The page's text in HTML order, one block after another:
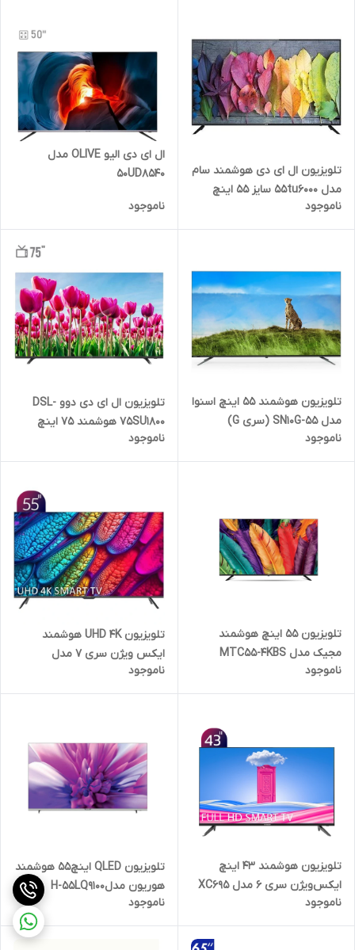
تلویزیون ال ای دی هوشمند سام
مدل 55tu6000 سایز ۵۵ اینچ
ناموجود
ال ای دی الیو OLIVE مدل
50UD8540
ناموجود
تلویزیون هوشمند ۵۵ اینچ اسنوا
مدل 55-SN10G (سری G)
ناموجود
تلویزیون ال ای دی دوو DSL-
75SU1800 هوشمند 75 اینچ
ناموجود
تلویزیون ۵۵ اینچ هوشمند
مجیک مدل MTC55-4KBS
ناموجود
تلویزیون UHD 4K هوشمند
ایکس ویژن سری 7 مدل
XYU795G سایز 55 اینچ
ناموجود
تلویزیون هوشمند 43 اینچ
ایکس‌ویژن سری 6 مدل XC695
ناموجود
تلویزیون QLED اینچ55 هوشمند
هوریون مدلH-55LQ9100
ناموجود